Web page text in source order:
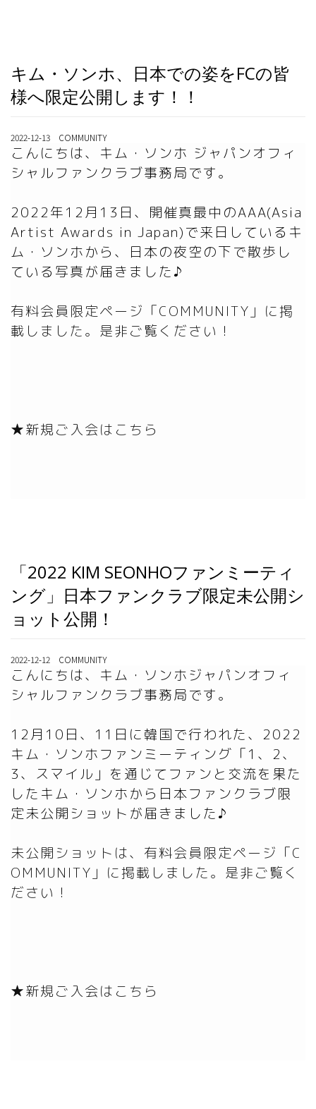
キム・ソンホ、日本での姿をFCの皆
様へ限定公開します！！
2022-12-13 COMMUNITY
こんにちは、キム・ソンホ ジャパンオフィ
シャルファンクラブ事務局です。
2022年12月13日、開催真最中のAAA(Asia
Artist Awards in Japan)で来日しているキ
ム・ソンホから、日本の夜空の下で散歩し
有料会員限定ページ「COMMUNITY」に掲
載しました。是非ご覧ください！
★新規ご入会はこちら
「2022 KIM SEONHOファンミーティ
ング」日本ファンクラブ限定未公開シ
ョット公開！
2022-12-12 COMMUNITY
こんにちは、キム・ソンホジャパンオフィ
シャルファンクラブ事務局です。
12月10日、11日に韓国で行われた、2022
キム・ソンホファンミーティング「1、2、
3、スマイル」を通じてファンと交流を果た
したキム・ソンホから日本ファンクラブ限
未公開ショットは、有料会員限定ページ「C
OMMUNITY」に掲載しました。是非ご覧く
ださい！
★新規ご入会はこちら